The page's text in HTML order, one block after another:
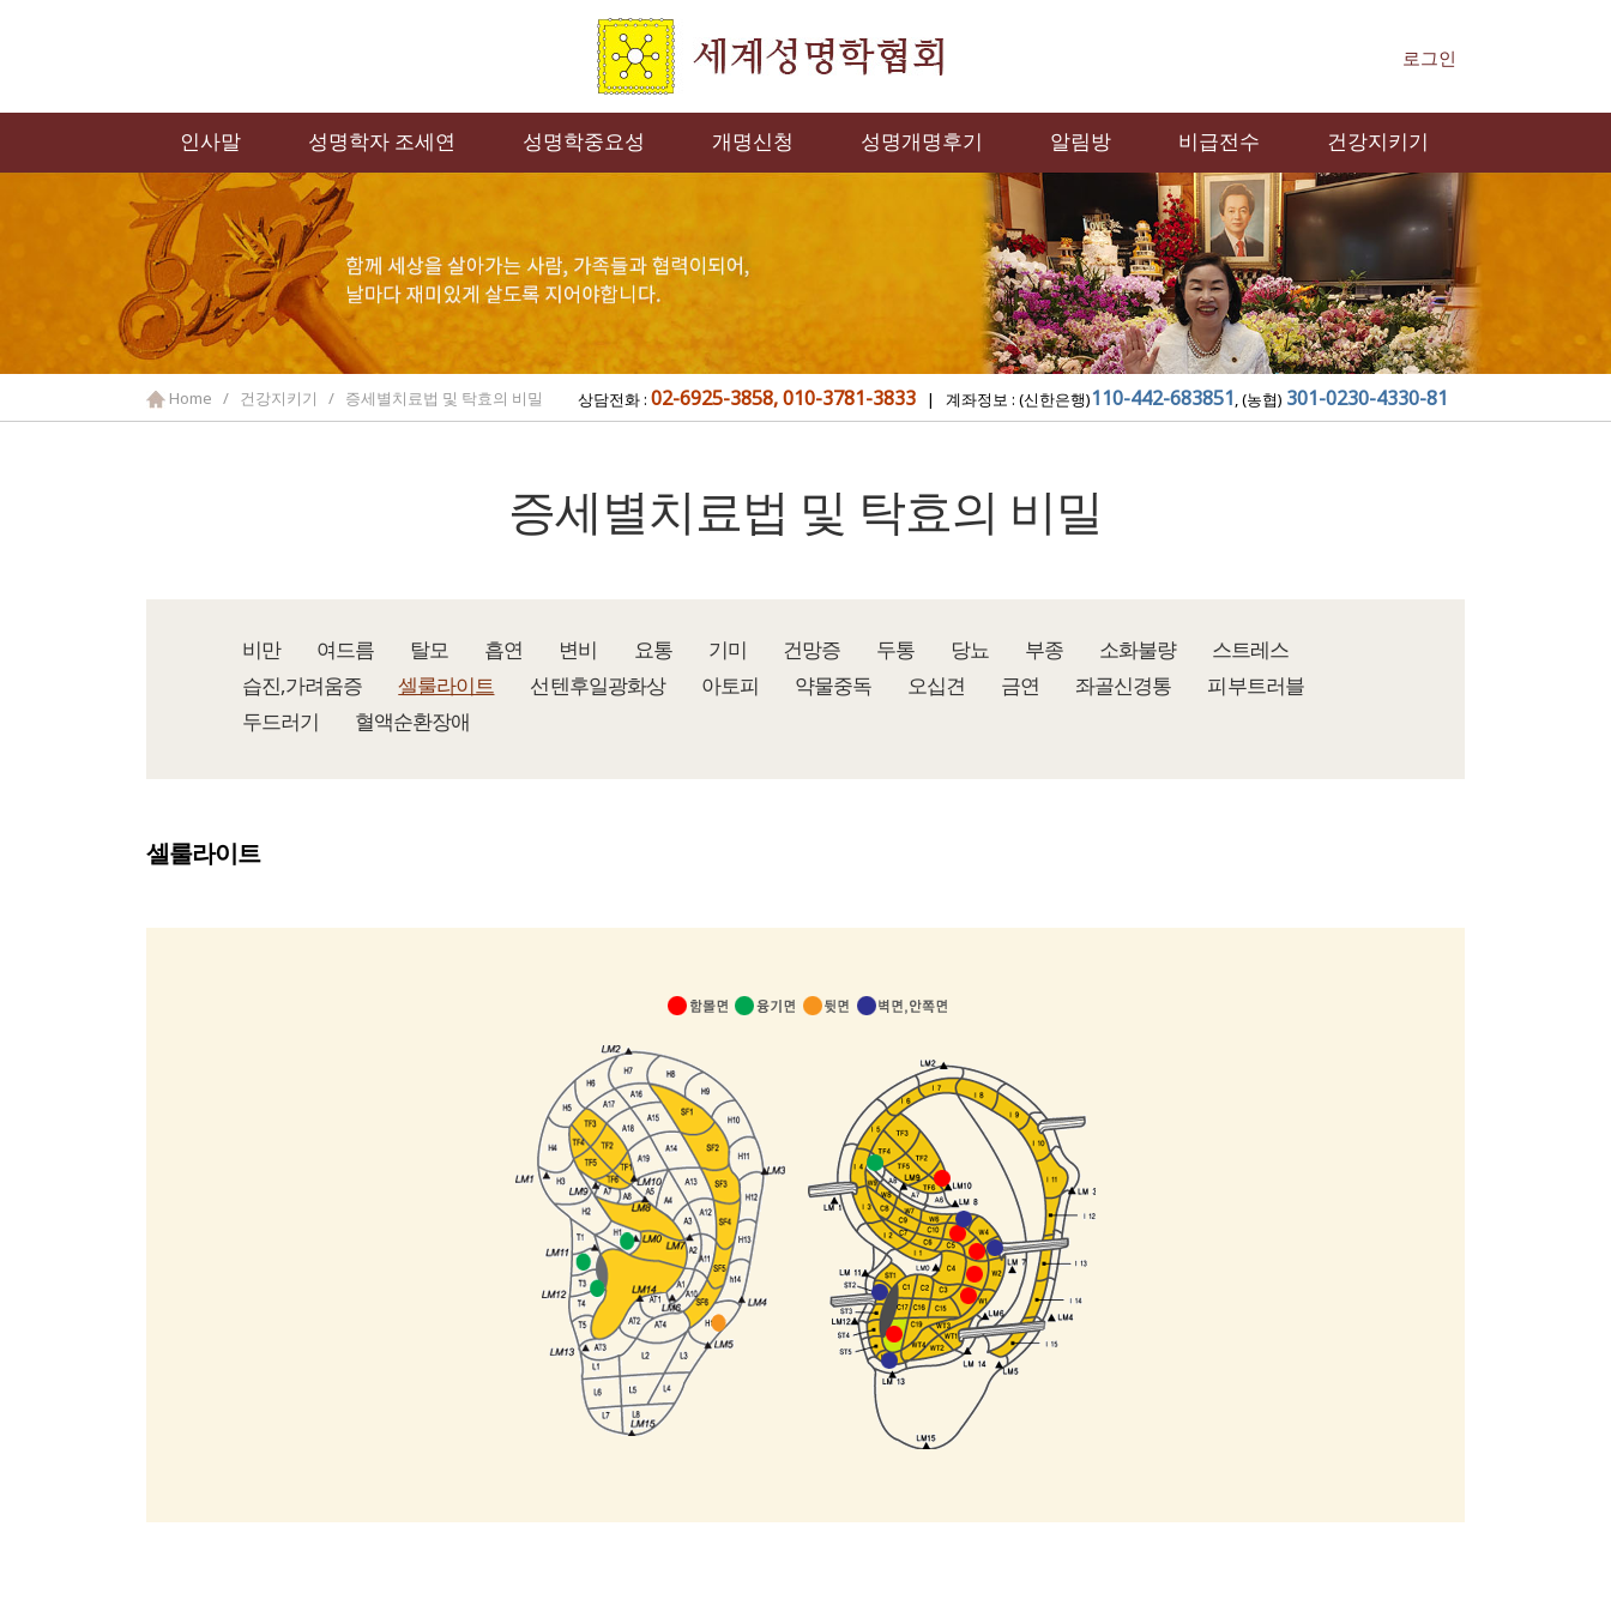
로그인
인사말 성명학자 조세연 성명학중요성 개명신청 성명개명후기 알림방 비급전수 건강지키기
Home / 건강지키기 / 증세별치료법 및 탁효의 비밀 상담전화 : 02-6925-3858, 010-3781-3833 | 계좌정보 : (신한은행)110-442-683851, (농협) 301-0230-4330-81
증세별치료법 및 탁효의 비밀
비만 여드름 탈모 흡연 변비 요통 기미 건망증 두통 당뇨 부종 소화불량
스트레스
습진,가려움증
셀룰라이트 선텐후일광화상 아토피 약물중독 오십견 금연 좌골신경통
피부트러블
두드러기
혈액순환장애
셀룰라이트